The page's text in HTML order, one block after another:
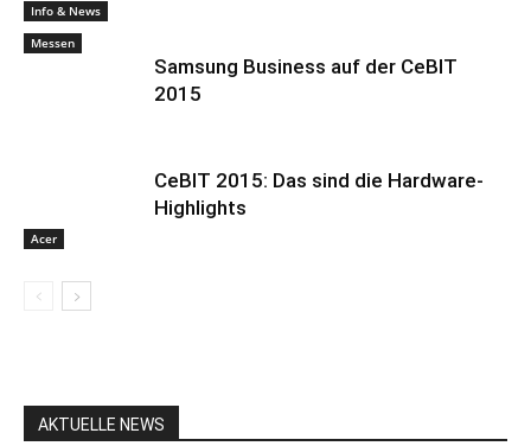
Info & News
Messen
Samsung Business auf der CeBIT
2015
Acer
CeBIT 2015: Das sind die Hardware-
Highlights
AKTUELLE NEWS